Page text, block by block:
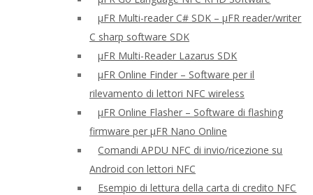
μFR Multi-reader C# SDK – μFR reader/writer
C sharp software SDK
μFR Multi-Reader Lazarus SDK
μFR Online Finder – Software per il
rilevamento di lettori NFC wireless
μFR Online Flasher – Software di flashing
firmware per μFR Nano Online
Comandi APDU NFC di invio/ricezione su
Android con lettori NFC
Esempio di lettura della carta di credito NFC